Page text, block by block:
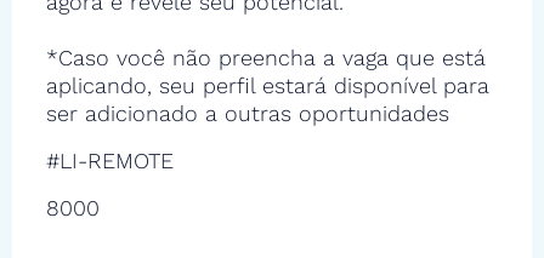
*Caso você não preencha a vaga que está
aplicando, seu perfil estará disponível para
ser adicionado a outras oportunidades
#LI-REMOTE
8000